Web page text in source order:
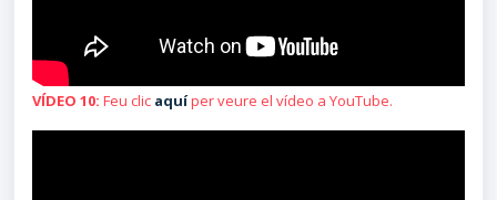
VÍDEO 10: Feu clic aquíper veure el vídeo a YouTube.